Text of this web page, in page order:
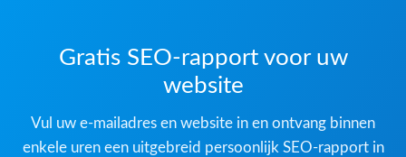
Gratis SEO-rapport voor uw
website
Vul uw e-mailadres en website in en ontvang binnen
enkele uren een uitgebreid persoonlijk SEO-rapport in